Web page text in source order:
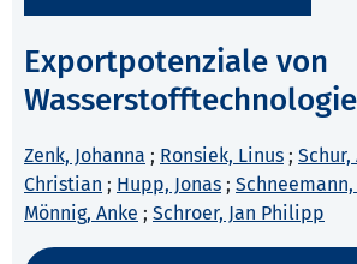
Exportpotenziale von
Zenk, Johanna ; Ronsiek, Linus ;
Christian ; Hupp, Jonas ;
Mönnig, Anke ; Schroer, Jan Philipp